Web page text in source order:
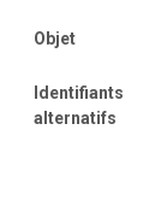
Objet
Identifiants
alternatifs